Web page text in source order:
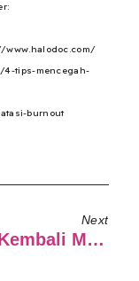
www.halodoc.com/
4-tips-mencegah-
burnout
Next
Wajah Kembali Muda Dengan RDL Sabun Papaya